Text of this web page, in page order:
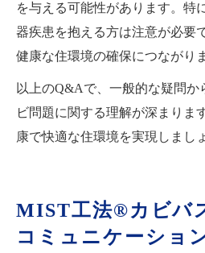
を与える可能性があります。特
器疾患を抱える方は注意が必要
健康な住環境の確保につながり
以上のQ&Aで、一般的な疑問か
ビ問題に関する理解が深まりま
康で快適な住環境を実現しまし
MIST工法®カビバ
コミュニケーショ